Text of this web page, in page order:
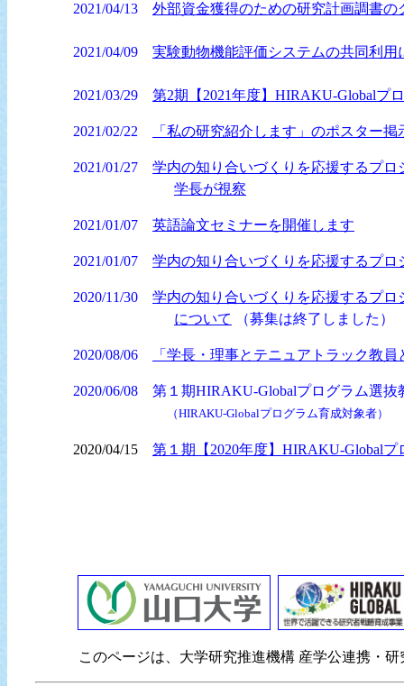
2021/04/13 外部資金獲得のための研究計画調書
2021/04/09 実験動物機能評価システムの共同利用
2021/03/29 第2期【2021年度】HIRAKU-Globalプ
2021/02/22 「私の研究紹介します」のポスター
2021/01/27 学内の知り合いづくりを応援するプ
学長が視察
2021/01/07 英語論文セミナーを開催します
2021/01/07 学内の知り合いづくりを応援するプ
2020/11/30 学内の知り合いづくりを応援するプ
について
（募集は終了しました）
2020/08/06 「学長・理事とテニュアトラック教
2020/06/08 第１期HIRAKU-Globalプログラム選
（HIRAKU-Globalプログラム育成対象者）
2020/04/15 第１期【2020年度】HIRAKU-Global
このページは、大学研究推進機構 産学公連携・研